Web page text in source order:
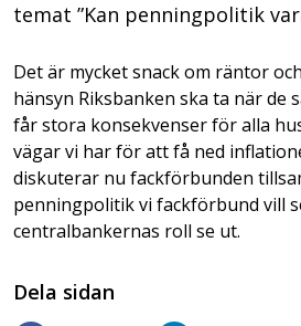
temat ”Kan penningpolitik
Det är mycket snack om räntor
hänsyn Riksbanken ska ta när de
får stora konsekvenser för alla
vägar vi har för att få ned
diskuterar nu fackförbunden
penningpolitik vi fackförbund vill
centralbankernas roll se ut.
Dela sidan